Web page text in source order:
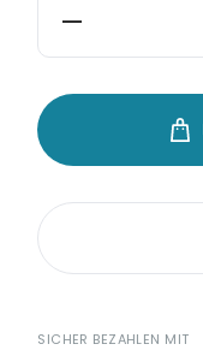
Usedom
„Inselträume”
Blau
SICHER BEZAHLEN MIT